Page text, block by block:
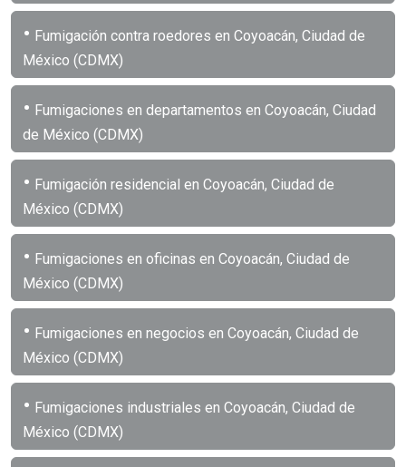
• Fumigación contra roedores en Coyoacán, Ciudad de
México (CDMX)
• Fumigaciones en departamentos en Coyoacán, Ciudad
de México (CDMX)
• Fumigación residencial en Coyoacán, Ciudad de
México (CDMX)
• Fumigaciones en oficinas en Coyoacán, Ciudad de
México (CDMX)
• Fumigaciones en negocios en Coyoacán, Ciudad de
México (CDMX)
• Fumigaciones industriales en Coyoacán, Ciudad de
México (CDMX)